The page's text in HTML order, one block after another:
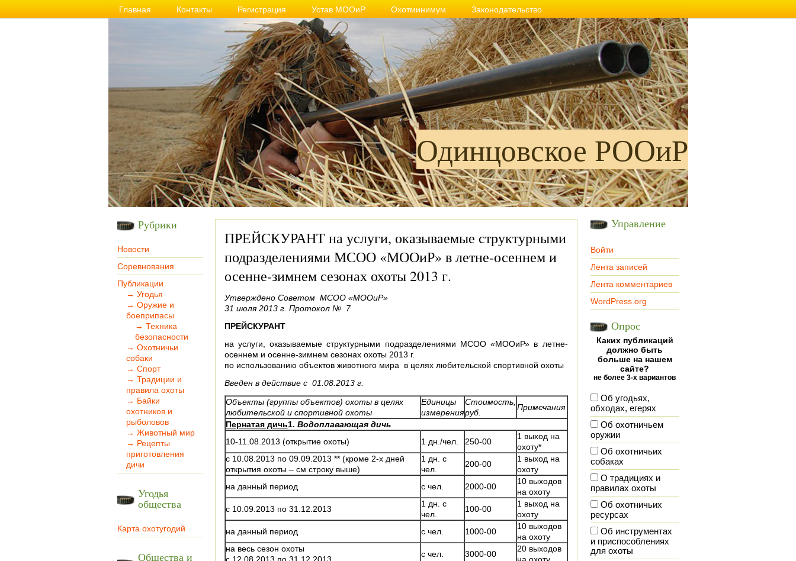
Главная Контакты Регистрация Устав МООиР Охотминимум Законодательство
Одинцовское РООиР
Рубрики
Новости
Соревнования
Публикации
→ Угодья
→ Оружие и
боеприпасы
→ Техника
безопасности
→ Охотничьи
собаки
→ Спорт
→ Традиции и
правила охоты
→ Байки
охотников и
рыболовов
→ Животный мир
→ Рецепты
приготовления
дичи
Угодья
общества
Карта охотугодий
Общества и
ПРЕЙСКУРАНТ на услуги, оказываемые структурными
подразделениями МСОО «МООиР» в летне-осеннем и
осенне-зимнем сезонах охоты 2013 г.
Утверждено Советом МСОО «МООиР»
31 июля 2013 г. Протокол № 7
ПРЕЙСКУРАНТ
на услуги, оказываемые структурными подразделениями МСОО «МООиР» в летне-
осеннем и осенне-зимнем сезонах охоты 2013 г.
по использованию объектов животного мира в целях любительской спортивной охоты
Введен в действие с 01.08.2013 г.
Объекты (группы объектов) охоты в целях
любительской и спортивной охоты
Единицы
измерения
Стоимость,
руб.
Примечания
Пернатая дичь1. Водоплавающая дичь
10-11.08.2013 (открытие охоты)
1 дн./чел. 250-00
1 выход на
охоту*
с 10.08.2013 по 09.09.2013 ** (кроме 2-х дней
открытия охоты – см строку выше)
1 дн. с
чел.
200-00
1 выход на
охоту
на данный период
с чел. 2000-00
10 выходов
на охоту
с 10.09.2013 по 31.12.2013
1 дн. с
чел.
100-00
1 выход на
охоту
на данный период
с чел. 1000-00
10 выходов
на охоту
на весь сезон охоты
с чел. 3000-00
20 выходов
Управление
Войти
Лента записей
Лента комментариев
WordPress.org
Опрос
Каких публикаций
должно быть
больше на нашем
сайте?
не более 3-х вариантов
Об угодьях,
обходах, егерях
Об охотничьем
оружии
Об охотничьих
собаках
О традициях и
правилах охоты
Об охотничьих
ресурсах
Об инструментах
и приспособлениях
для охоты